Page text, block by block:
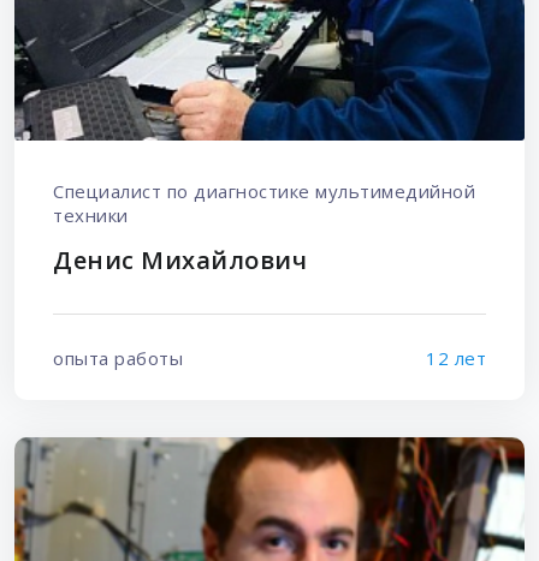
Специалист по диагностике мультимедийной
техники
Денис Михайлович
опыта работы 12 лет